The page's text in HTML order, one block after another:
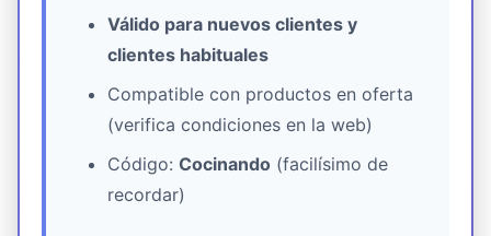
Válido para nuevos clientes y
clientes habituales
Compatible con productos en oferta
(verifica condiciones en la web)
Código: Cocinando (facilísimo de
recordar)